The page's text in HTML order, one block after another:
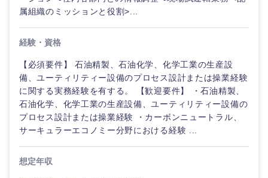
属組織のミッションと役割>...
経験・資格
【必須要件】 石油精製、石油化学、化学工業の生産設
備、ユーティリティー設備のプロセス設計または操業経験
に関する実務経験を有する。 【歓迎要件】 ・石油精製、
石油化学、化学工業の生産設備、ユーティリティー設備の
プロセス設計または操業経験 ・カーボンニュートラル、
サーキュラーエコノミー分野における経験 ...
想定年収